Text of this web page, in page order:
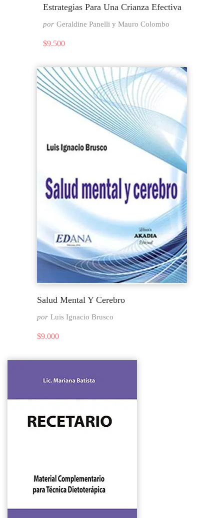
Estrategias Para Una Crianza Efectiva
por Geraldine Panelli y Mauro Colombo
$9.500
Salud Mental Y Cerebro
por Luis Ignacio Brusco
$9.000